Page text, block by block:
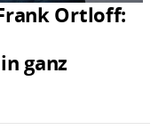
Ortloff:
ganz